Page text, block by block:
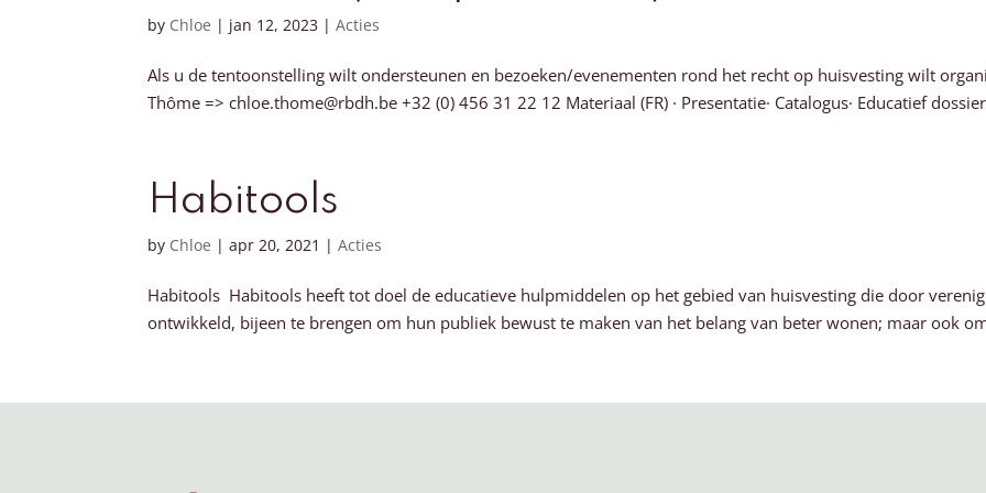
by Chloe | jan 12, 2023 |Acties
Als u de tentoonstelling wilt ondersteunen en bezoeken/evenementen rond het recht op huisvesting wilt
Thôme => chloe.thome@rbdh.be +32 (0) 456 31 22 12 Materiaal (FR) · Presentatie· Catalogus· Educatief
Habitools
by Chloe |apr 20, 2021 |Acties
Habitools Habitools heeft tot doel de educatieve hulpmiddelen op het gebied van huisvesting die door
ontwikkeld, bijeen te brengen om hun publiek bewust te maken van het belang van beter wonen; maar ook